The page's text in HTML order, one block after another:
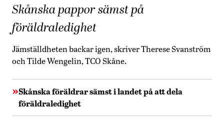
Skånska pappor sämst på
föräldraledighet
Jämställdheten backar igen, skriver Therese Svanström
och Tilde Wengelin, TCO Skåne.
Skånska föräldrar sämst i landet på att dela
föräldraledighet